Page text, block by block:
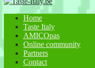
Home
Taste Italy
AMICOpas
Online community
Partners
Contact